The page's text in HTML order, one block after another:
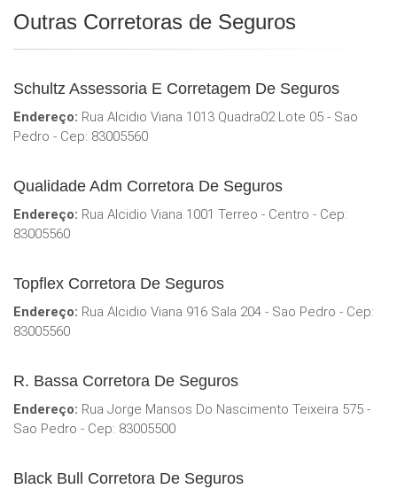
Outras Corretoras de Seguros
Schultz Assessoria E Corretagem De Seguros
Endereço: Rua Alcidio Viana 1013 Quadra02 Lote 05 - Sao
Pedro - Cep: 83005560
Qualidade Adm Corretora De Seguros
Endereço: Rua Alcidio Viana 1001 Terreo - Centro - Cep:
83005560
Topflex Corretora De Seguros
Endereço: Rua Alcidio Viana 916 Sala 204 - Sao Pedro - Cep:
83005560
R. Bassa Corretora De Seguros
Endereço: Rua Jorge Mansos Do Nascimento Teixeira 575 -
Sao Pedro - Cep: 83005500
Black Bull Corretora De Seguros